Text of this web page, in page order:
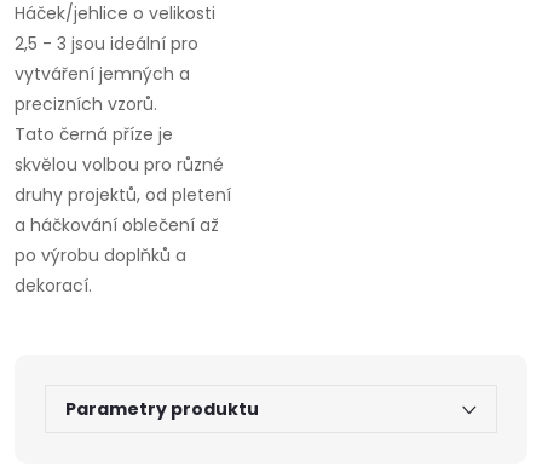
Háček/jehlice o velikosti
2,5 - 3 jsou ideální pro
vytváření jemných a
precizních vzorů.
Tato černá příze je
skvělou volbou pro různé
druhy projektů, od pletení
a háčkování oblečení až
po výrobu doplňků a
dekorací.
Parametry produktu